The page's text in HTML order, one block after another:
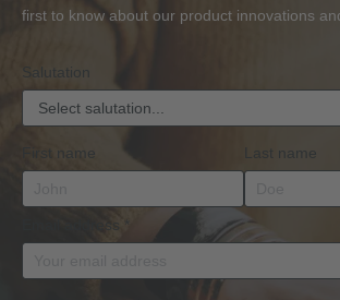
first to know about our product innovations
Salutation
First name Last name
Email address *